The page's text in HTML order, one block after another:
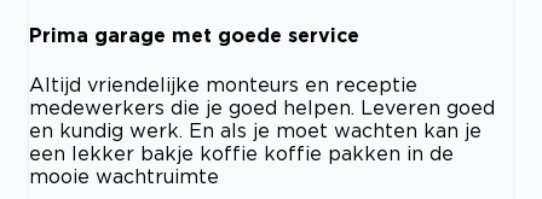
Prima garage met goede service
Altijd vriendelijke monteurs en receptie
medewerkers die je goed helpen. Leveren goed
en kundig werk. En als je moet wachten kan je
een lekker bakje koffie koffie pakken in de
mooie wachtruimte